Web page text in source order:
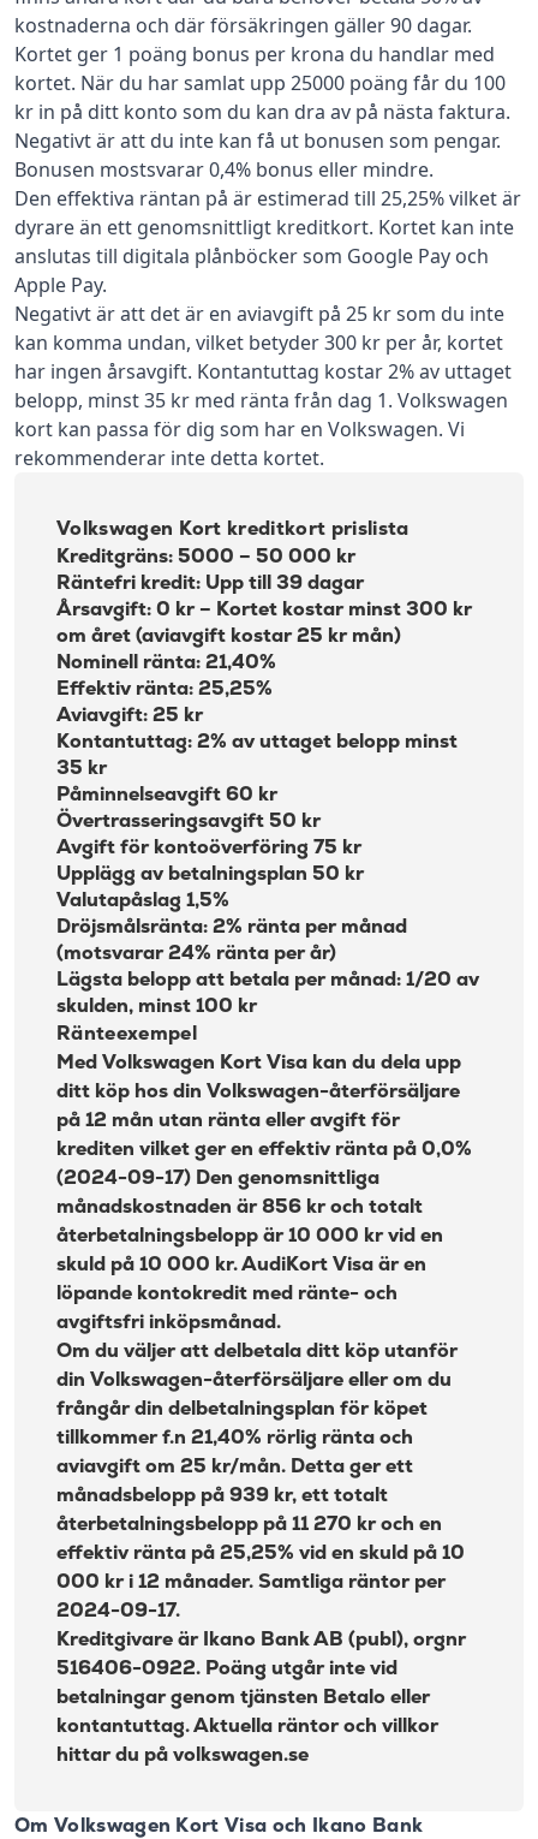
kostnaderna och där försäkringen gäller 90 dagar.
Kortet ger 1 poäng bonus per krona du handlar med
kortet. När du har samlat upp 25000 poäng får du 100
kr in på ditt konto som du kan dra av på nästa faktura.
Negativt är att du inte kan få ut bonusen som pengar.
Bonusen mostsvarar 0,4% bonus eller mindre.
Den effektiva räntan på är estimerad till 25,25% vilket är
dyrare än ett genomsnittligt kreditkort. Kortet kan inte
anslutas till digitala plånböcker som Google Pay och
Apple Pay.
Negativt är att det är en aviavgift på 25 kr som du inte
kan komma undan, vilket betyder 300 kr per år, kortet
har ingen årsavgift. Kontantuttag kostar 2% av uttaget
belopp, minst 35 kr med ränta från dag 1. Volkswagen
kort kan passa för dig som har en Volkswagen. Vi
rekommenderar inte detta kortet.
Volkswagen Kort kreditkort prislista
Kreditgräns: 5000 – 50 000 kr
Räntefri kredit: Upp till 39 dagar
Årsavgift: 0 kr – Kortet kostar minst 300 kr
om året (aviavgift kostar 25 kr mån)
Nominell ränta: 21,40%
Effektiv ränta: 25,25%
Aviavgift: 25 kr
Kontantuttag: 2% av uttaget belopp minst
35 kr
Påminnelseavgift 60 kr
Övertrasseringsavgift 50 kr
Avgift för kontoöverföring 75 kr
Upplägg av betalningsplan 50 kr
Valutapåslag 1,5%
Dröjsmålsränta: 2% ränta per månad
(motsvarar 24% ränta per år)
Lägsta belopp att betala per månad: 1/20 av
skulden, minst 100 kr
Ränteexempel
Med Volkswagen Kort Visa kan du dela upp
ditt köp hos din Volkswagen-återförsäljare
på 12 mån utan ränta eller avgift för
krediten vilket ger en effektiv ränta på 0,0%
(2024-09-17) Den genomsnittliga
månadskostnaden är 856 kr och totalt
återbetalningsbelopp är 10 000 kr vid en
skuld på 10 000 kr. AudiKort Visa är en
löpande kontokredit med ränte- och
avgiftsfri inköpsmånad.
Om du väljer att delbetala ditt köp utanför
din Volkswagen-återförsäljare eller om du
frångår din delbetalningsplan för köpet
tillkommer f.n 21,40% rörlig ränta och
aviavgift om 25 kr/mån. Detta ger ett
månadsbelopp på 939 kr, ett totalt
återbetalningsbelopp på 11 270 kr och en
effektiv ränta på 25,25% vid en skuld på 10
000 kr i 12 månader. Samtliga räntor per
2024-09-17.
Kreditgivare är Ikano Bank AB (publ), orgnr
516406-0922. Poäng utgår inte vid
betalningar genom tjänsten Betalo eller
kontantuttag. Aktuella räntor och villkor
hittar du på volkswagen.se
Om Volkswagen Kort Visa och Ikano Bank